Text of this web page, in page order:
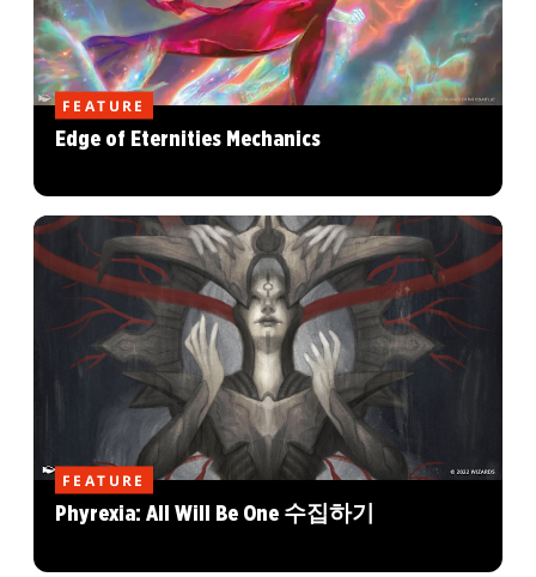
FEATURE
Edge of Eternities Mechanics
FEATURE
Phyrexia: All Will Be One 수집하기